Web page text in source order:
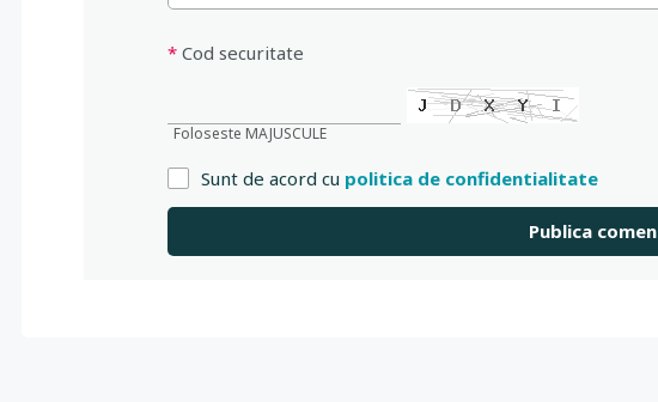
* Cod securitate
Foloseste MAJUSCULE
Sunt de acord cu politica de confidentialitate